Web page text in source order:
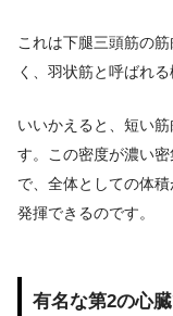
これは下腿三頭筋の
く、羽状筋と呼ばれ
いいかえると、短い
す。この密度が濃い
で、全体としての体
発揮できるのです。
有名な第2の心